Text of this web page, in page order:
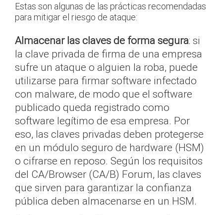
Estas son algunas de las prácticas recomendadas
para mitigar el riesgo de ataque:
Almacenar las claves de forma segura: si
la clave privada de firma de una empresa
sufre un ataque o alguien la roba, puede
utilizarse para firmar software infectado
con malware, de modo que el software
publicado queda registrado como
software legítimo de esa empresa. Por
eso, las claves privadas deben protegerse
en un módulo seguro de hardware (HSM)
o cifrarse en reposo. Según los requisitos
del CA/Browser (CA/B) Forum, las claves
que sirven para garantizar la confianza
pública deben almacenarse en un HSM.